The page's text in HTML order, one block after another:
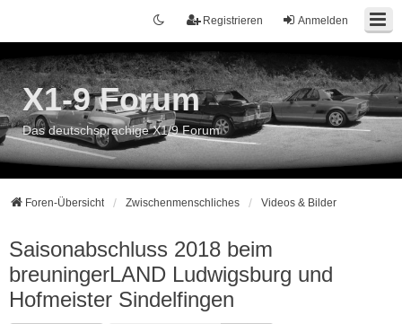
Anmelden
Registrieren
X1-9 Forum
Das deutschsprachige X1/9 Forum
Foren-Übersicht Zwischenmenschliches Videos & Bilder
Saisonabschluss 2018 beim
breuningerLAND Ludwigsburg und
Hofmeister Sindelfingen